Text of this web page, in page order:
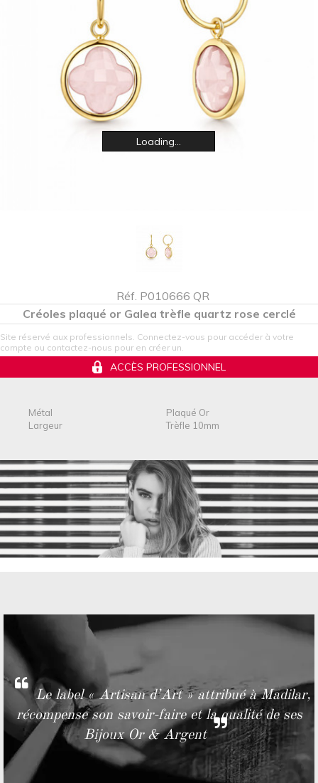
Loading...
Réf. P010666 QR
Créoles plaqué or Galea trèfle quartz rose cerclé
Site réservé aux professionnels. Connectez-vous pour accéder à votre
compte ou contactez-nous pour en créer un.
ACCÈS PROFESSIONNEL
Métal
Plaqué Or
Largeur
Trèfle 10mm
Le label « Artisan d’Art » attribué à Madilar,
récompense son savoir-faire et la qualité de ses
Bijoux Or & Argent